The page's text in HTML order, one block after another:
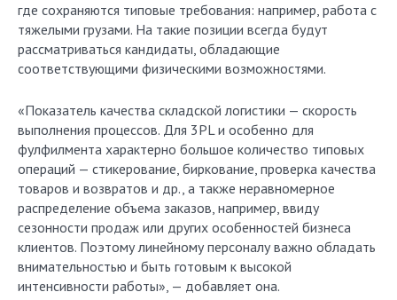
где сохраняются типовые требования: например, работа с
тяжелыми грузами. На такие позиции всегда будут
рассматриваться кандидаты, обладающие
соответствующими физическими возможностями.
«Показатель качества складской логистики — скорость
выполнения процессов. Для 3PL и особенно для
фулфилмента характерно большое количество типовых
операций — стикерование, биркование, проверка качества
товаров и возвратов и др., а также неравномерное
распределение объема заказов, например, ввиду
сезонности продаж или других особенностей бизнеса
клиентов. Поэтому линейному персоналу важно обладать
внимательностью и быть готовым к высокой
интенсивности работы», — добавляет она.